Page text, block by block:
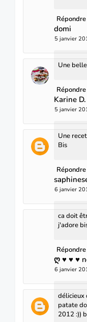
Répondre
domi
5 janvier
Une
Répondre
Karine D.
5 janvier
Une
Bis
Répondre
6 janvier
ca doit
j'adore
Répondre
ღ ♥ ♥ ♥
6 janvier
délicieux
patate
2012 :))